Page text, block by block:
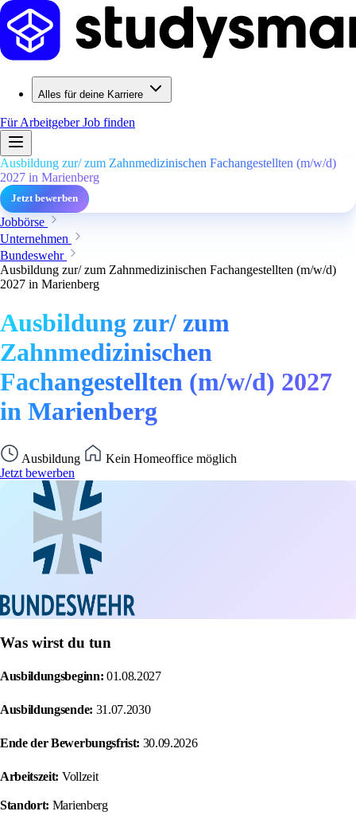
Alles für deine Karriere
Für ArbeitgeberJob finden
Ausbildung zur/ zum Zahnmedizinischen Fachangestellten (m/w/d)
2027 in Marienberg
Jetzt bewerben
Jobbörse
Unternehmen
Bundeswehr
Ausbildung zur/ zum Zahnmedizinischen Fachangestellten (m/w/d)
2027 in Marienberg
Ausbildung zur/ zum
Zahnmedizinischen
Fachangestellten (m/w/d) 2027
in Marienberg
Ausbildung
Kein Homeoffice möglich
Jetzt bewerben
Was wirst du tun
Ausbildungsbeginn: 01.08.2027
Ausbildungsende: 31.07.2030
Ende der Bewerbungsfrist: 30.09.2026
Arbeitszeit: Vollzeit
Standort: Marienberg